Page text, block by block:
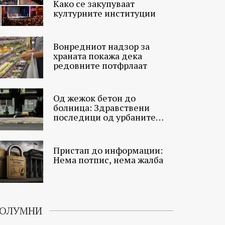
Како се закупуваат
културните институции
Вонредниот надзор за
храната покажа дека
редовните потфрлаат
Од жежок бетон до
болница: Здравствени
последици од урбаните
Пристап до информации:
Нема потпис, нема жалба